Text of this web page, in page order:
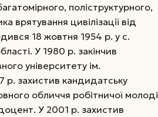
поліструктурного,
врятування цивілізації від
18 жовтня 1954 р. у с.
У 1980 р. закінчив
університету ім.
захистив кандидатську
обличчя робітничої молоді
У 2001 р. захистив